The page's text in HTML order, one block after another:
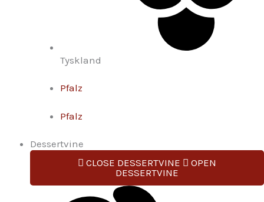
Tyskland
Pfalz
Pfalz
Dessertvine
CLOSE DESSERTVINE
OPEN
DESSERTVINE